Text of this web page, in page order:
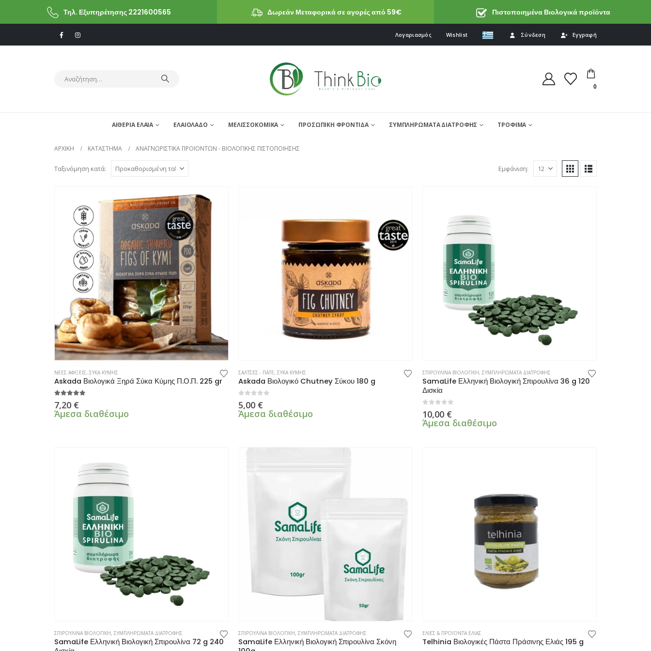
Τηλ. Εξυπηρέτησης 2221600565 Δωρεάν Μεταφορικά σε αγορές από 59€ Πιστοποιημένα Βιολογικά προϊόντα
Λογαριασμός Wishlist Σύνδεση Εγγραφή
0
ΑΙΘΕΡΙΑ ΕΛΑΙΑ ΕΛΑΙΟΛΑΔΟ ΜΕΛΙΣΣΟΚΟΜΙΚΑ ΠΡΟΣΩΠΙΚΗ ΦΡΟΝΤΙΔΑ ΣΥΜΠΛΗΡΩΜΑΤΑ ΔΙΑΤΡΟΦΗΣ ΤΡΟΦΙΜΑ
ΑΡΧΙΚΗ ΚΑΤΆΣΤΗΜΑ ΑΝΑΓΝΩΡΙΣΤΙΚΆ ΠΡΟΪΌΝΤΩΝ - ΒΙΟΛΟΓΙΚΉΣ ΠΙΣΤΟΠΟΊΗΣΗΣ
Ταξινόμηση κατά: Εμφάνιση:
ΝΕΕΣ ΑΦΙΞΕΙΣ, ΣΥΚΑ ΚΥΜΗΣ
Askada Βιολογικά Ξηρά Σύκα Κύμης Π.Ο.Π. 225 gr
7,20 €
Άμεσα διαθέσιμο
ΣΑΛΤΣΕΣ - ΠΑΤΕ, ΣΥΚΑ ΚΥΜΗΣ
Askada Βιολογικό Chutney Σύκου 180 g
5,00 €
Άμεσα διαθέσιμο
ΣΠΙΡΟΥΛΙΝΑ ΒΙΟΛΟΓΙΚΗ, ΣΥΜΠΛΗΡΩΜΑΤΑ ΔΙΑΤΡΟΦΗΣ
SamaLife Ελληνική Βιολογική Σπιρουλίνα 36 g 120
Δισκία
10,00 €
Άμεσα διαθέσιμο
ΣΠΙΡΟΥΛΙΝΑ ΒΙΟΛΟΓΙΚΗ, ΣΥΜΠΛΗΡΩΜΑΤΑ ΔΙΑΤΡΟΦΗΣ
SamaLife Ελληνική Βιολογική Σπιρουλίνα 72 g 240
ΣΠΙΡΟΥΛΙΝΑ ΒΙΟΛΟΓΙΚΗ, ΣΥΜΠΛΗΡΩΜΑΤΑ ΔΙΑΤΡΟΦΗΣ
SamaLife Ελληνική Βιολογική Σπιρουλίνα Σκόνη
ΕΛΙΕΣ & ΠΡΟΪΟΝΤΑ ΕΛΙΑΣ
Telhinia Βιολογικές Πάστα Πράσινης Ελιάς 195 g